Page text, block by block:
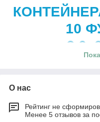
10
О нас
Рейтинг не
Менее 5 отзывов за